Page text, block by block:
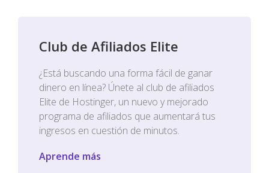
Club de Afiliados Elite
¿Está buscando una forma fácil de ganar
dinero en línea? Únete al club de afiliados
Elite de Hostinger, un nuevo y mejorado
programa de afiliados que aumentará tus
ingresos en cuestión de minutos.
Aprende más